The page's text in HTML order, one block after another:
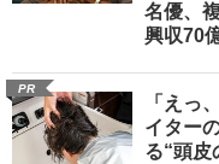
名優、
興収70
PR
「えっ
イター
る“頭皮